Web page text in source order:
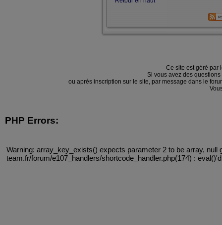
Ce site est géré par
Si vous avez des
ou après inscription sur le site, par message dans le
PHP Errors:
Warning: array_key_exists() expects parameter 2 to be array, null
team.fr/forum/e107_handlers/shortcode_handler.php(174) :